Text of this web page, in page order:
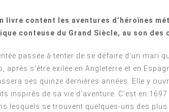
livre content les aventures d’héroïnes
conteuse du Grand Siècle, au son des
passée à tenter de se défaire d’un mari
après s’être exilée en Angleterre et en
ses quinze dernières années. Elle y
inspirés de sa vie d’aventure. C’est en
lesquels se trouvent quelques-uns des